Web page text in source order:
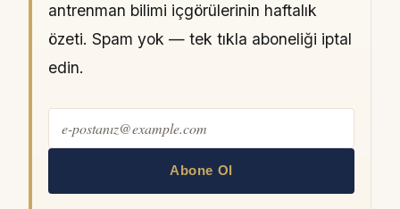
antrenman bilimi içgörülerinin haftalık
özeti. Spam yok — tek tıkla aboneliği iptal
edin.
Abone Ol